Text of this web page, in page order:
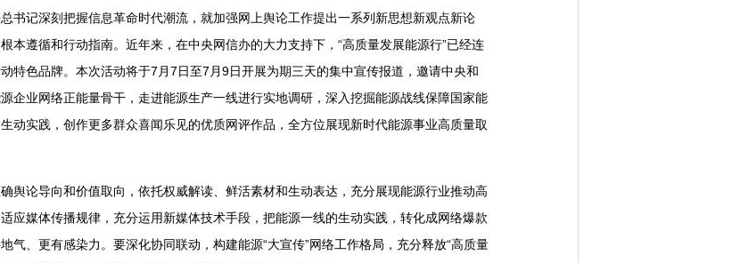
记深刻把握信息革命时代潮流，就加强网上舆论工作提出一系列新思想新观点新论
本遵循和行动指南。近年来，在中央网信办的大力支持下，“高质量发展能源行”已经连
特色品牌。本次活动将于7月7日至7月9日开展为期三天的集中宣传报道，邀请中央和
企业网络正能量骨干，走进能源生产一线进行实地调研，深入挖掘能源战线保障国家能
动实践，创作更多群众喜闻乐见的优质网评作品，全方位展现新时代能源事业高质量取
论导向和价值取向，依托权威解读、鲜活素材和生动表达，充分展现能源行业推动高
应媒体传播规律，充分运用新媒体技术手段，把能源一线的生动实践，转化成网络爆款
气、更有感染力。要深化协同联动，构建能源“大宣传”网络工作格局，充分释放“高质量